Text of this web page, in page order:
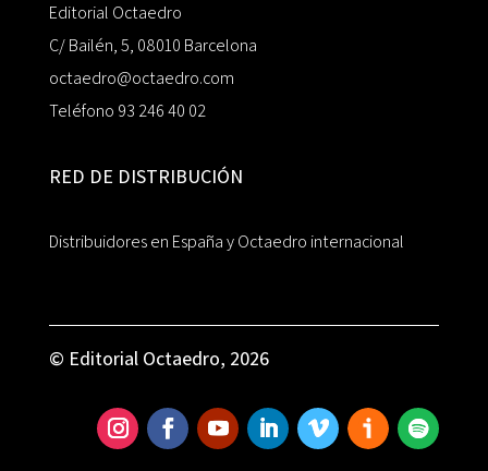
Editorial Octaedro
C/ Bailén, 5, 08010 Barcelona
octaedro@octaedro.com
Teléfono 93 246 40 02
RED DE DISTRIBUCIÓN
Distribuidores en España y Octaedro internacional
© Editorial Octaedro, 2026